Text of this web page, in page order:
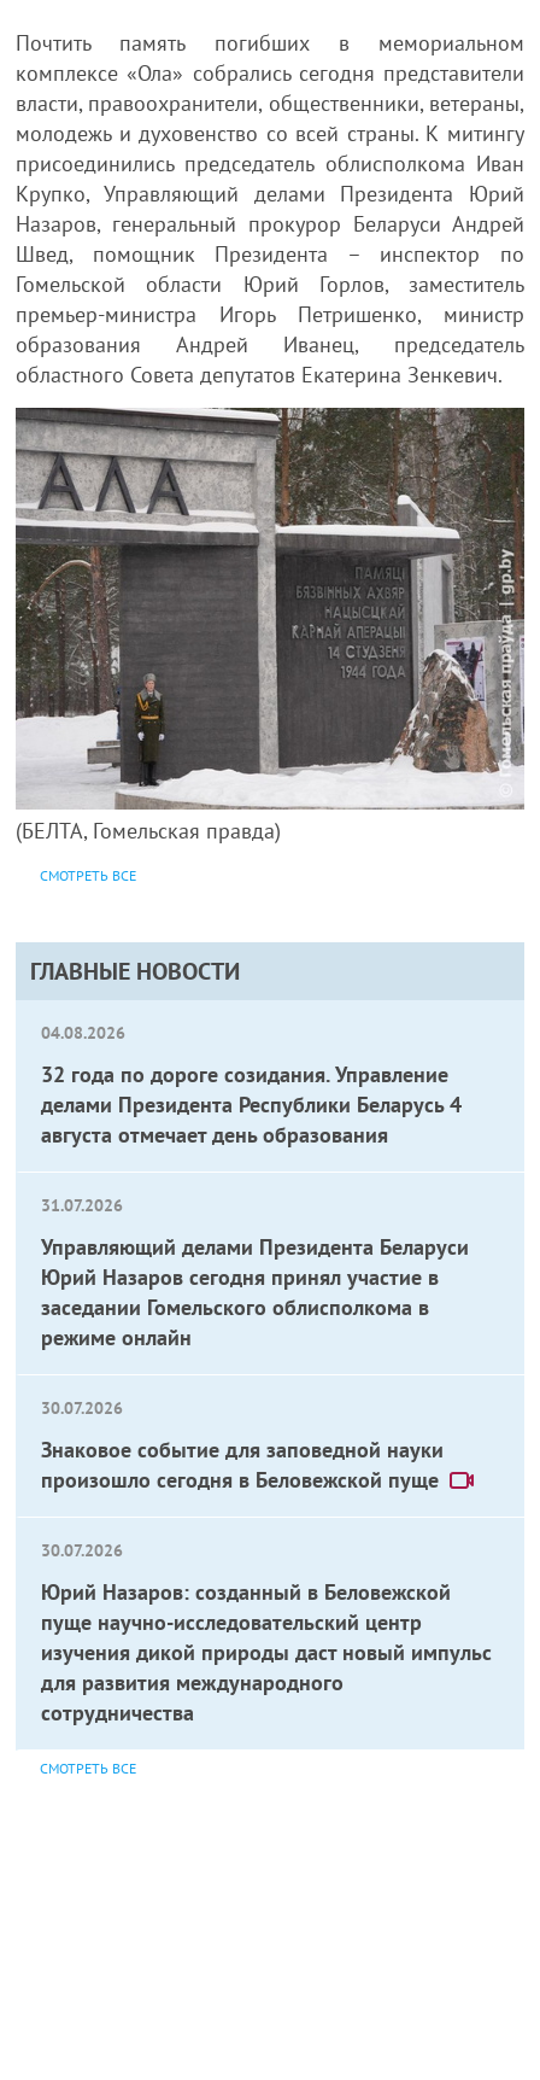
ГЛАВНЫЕ НОВОСТИ
04.08.2026
32 года по дороге созидания. Управление
делами Президента Республики Беларусь 4
августа отмечает день образования
31.07.2026
Управляющий делами Президента Беларуси
Юрий Назаров сегодня принял участие в
заседании Гомельского облисполкома в
режиме онлайн
30.07.2026
Знаковое событие для заповедной науки
произошло сегодня в Беловежской пуще
30.07.2026
Юрий Назаров: созданный в Беловежской
пуще научно-исследовательский центр
изучения дикой природы даст новый импульс
для развития международного
сотрудничества
СМОТРЕТЬ ВСЕ
Почтить память погибших в мемориальном
комплексе «Ола» собрались сегодня представители
власти, правоохранители, общественники, ветераны,
молодежь и духовенство со всей страны. К митингу
присоединились председатель облисполкома Иван
Крупко, Управляющий делами Президента Юрий
Назаров, генеральный прокурор Беларуси Андрей
Швед, помощник Президента – инспектор по
Гомельской области Юрий Горлов, заместитель
премьер-министра Игорь Петришенко, министр
образования Андрей Иванец, председатель
областного Совета депутатов Екатерина Зенкевич.
(БЕЛТА, Гомельская правда)
СМОТРЕТЬ ВСЕ